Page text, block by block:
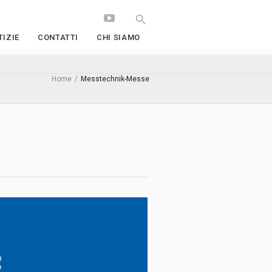
CONTATTI CHI SIAMO
Home / Messtechnik-Messe